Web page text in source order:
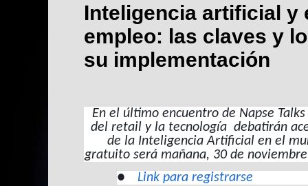
Inteligencia artificial y
empleo: las claves y
su implementación
En el último encuentro de Napse
del retail y la tecnología debatirán
de la Inteligencia Artificial en el
gratuito será mañana, 30 de
●
Link para registrarse